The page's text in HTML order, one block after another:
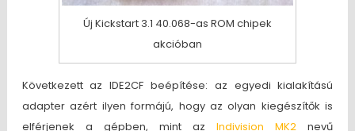
Új Kickstart 3.1 40.068-as ROM chipek
akcióban
Következett az IDE2CF beépítése: az egyedi kialakítású
adapter azért ilyen formájú, hogy az olyan kiegészítők is
elférjenek a gépben, mint azIndivision MK2 nevű